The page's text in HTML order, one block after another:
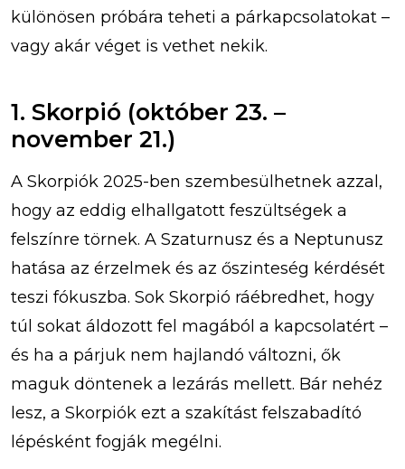
különösen próbára teheti a párkapcsolatokat –
vagy akár véget is vethet nekik.
1. Skorpió (október 23. –
november 21.)
A Skorpiók 2025-ben szembesülhetnek azzal,
hogy az eddig elhallgatott feszültségek a
felszínre törnek. A Szaturnusz és a Neptunusz
hatása az érzelmek és az őszinteség kérdését
teszi fókuszba. Sok Skorpió ráébredhet, hogy
túl sokat áldozott fel magából a kapcsolatért –
és ha a párjuk nem hajlandó változni, ők
maguk döntenek a lezárás mellett. Bár nehéz
lesz, a Skorpiók ezt a szakítást felszabadító
lépésként fogják megélni.